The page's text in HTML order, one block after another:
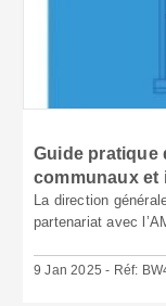
Guide pratique
communaux et
La direction
partenariat avec
9 Jan 2025 - Réf: